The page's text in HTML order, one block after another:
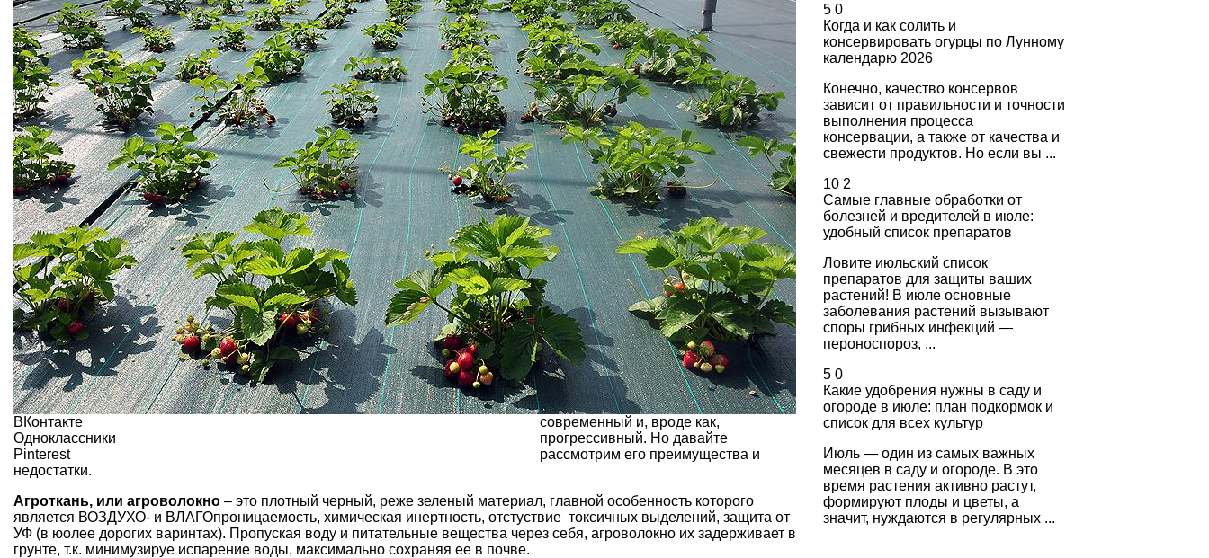
ВКонтакте
Одноклассники
Pinterest
современный и, вроде как,
прогрессивный. Но давайте
рассмотрим его преимущества и
недостатки.
Агроткань, или агроволокно – это плотный черный, реже зеленый материал, главной особенность которого
является ВОЗДУХО- и ВЛАГОпроницаемость, химическая инертность, отстуствие токсичных выделений, защита от
УФ (в юолее дорогих варинтах). Пропуская воду и питательные вещества через себя, агроволокно их задерживает в
грунте, т.к. минимузируе испарение воды, максимально сохраняя ее в почве.
5 0
Когда и как солить и
консервировать огурцы по Лунному
календарю 2026
Конечно, качество консервов
зависит от правильности и точности
выполнения процесса
консервации, а также от качества и
свежести продуктов. Но если вы ...
10 2
Самые главные обработки от
болезней и вредителей в июле:
удобный список препаратов
Ловите июльский список
препаратов для защиты ваших
растений! В июле основные
заболевания растений вызывают
споры грибных инфекций —
пероноспороз, ...
5 0
Какие удобрения нужны в саду и
огороде в июле: план подкормок и
список для всех культур
Июль — один из самых важных
месяцев в саду и огороде. В это
время растения активно растут,
формируют плоды и цветы, а
значит, нуждаются в регулярных ...